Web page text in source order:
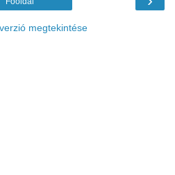
megtekintése